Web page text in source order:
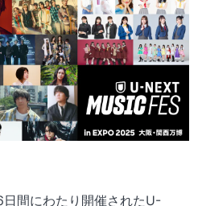
間にわたり開催されたU-